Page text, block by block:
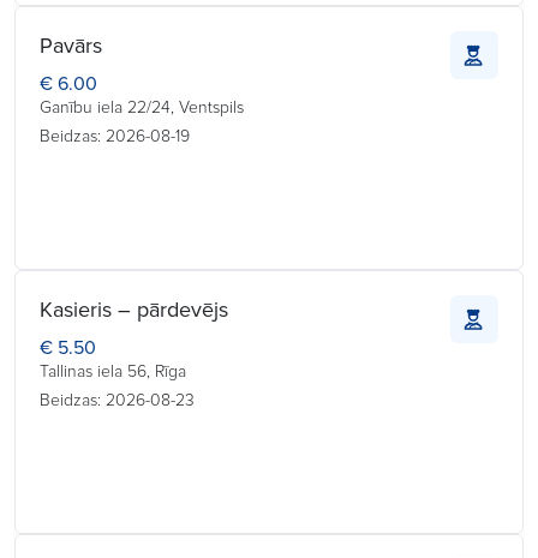
Pavārs
€ 6.00
Ganību iela 22/24, Ventspils
Beidzas: 2026-08-19
Kasieris – pārdevējs
€ 5.50
Tallinas iela 56, Rīga
Beidzas: 2026-08-23